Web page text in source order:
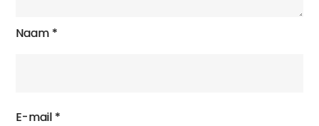
Naam *
E-mail *